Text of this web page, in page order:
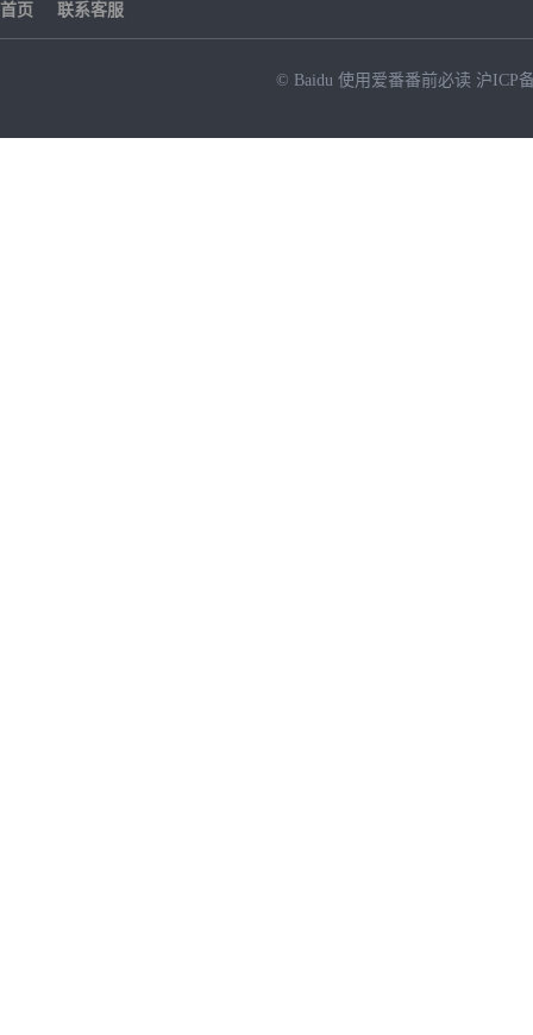
首页 联系客服
© Baidu 使用爱番番前必读 沪ICP